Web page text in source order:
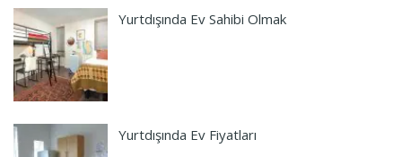
Yurtdışında Ev Sahibi Olmak
Yurtdışında Ev Fiyatları